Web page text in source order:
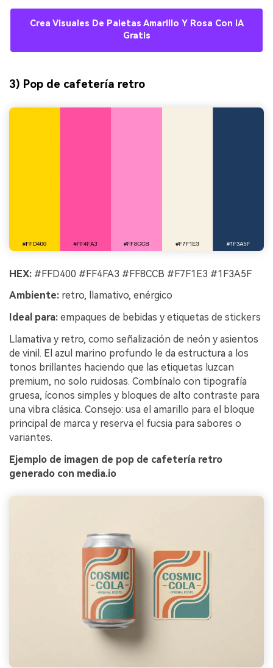
Crea Visuales De Paletas Amarillo Y Rosa Con IA
Gratis
3) Pop de cafetería retro
HEX: #FFD400 #FF4FA3 #FF8CCB #F7F1E3 #1F3A5F
Ambiente: retro, llamativo, enérgico
Ideal para: empaques de bebidas y etiquetas de stickers
Llamativa y retro, como señalización de neón y asientos
de vinil. El azul marino profundo le da estructura a los
tonos brillantes haciendo que las etiquetas luzcan
premium, no solo ruidosas. Combínalo con tipografía
gruesa, íconos simples y bloques de alto contraste para
una vibra clásica. Consejo: usa el amarillo para el bloque
principal de marca y reserva el fucsia para sabores o
variantes.
Ejemplo de imagen de pop de cafetería retro
generado con media.io